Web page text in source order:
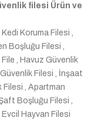
filesi Ürün ve
Koruma Filesi ,
Boşluğu Filesi ,
, Havuz Güvenlik
Filesi , İnşaat
Filesi , Apartman
Boşluğu Filesi ,
Evcil Hayvan Filesi